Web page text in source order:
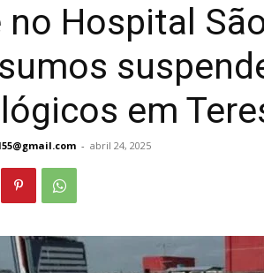
no Hospital
em
- abril 24, 2025